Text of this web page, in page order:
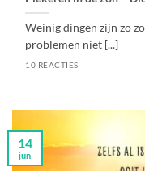
Weinig dingen zijn zo
problemen niet [...]
10 REACTIES
14
jun